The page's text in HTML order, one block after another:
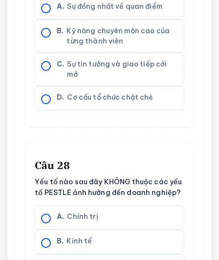
A. Sự đồng nhất về quan điểm
B. Kỹ năng chuyên môn cao của
từng thành viên
C. Sự tin tưởng và giao tiếp cởi
mở
D. Cơ cấu tổ chức chặt chẽ
Câu 28
Yếu tố nào sau đây KHÔNG thuộc các yếu
tố PESTLE ảnh hưởng đến doanh nghiệp?
A. Chính trị
B. Kinh tế